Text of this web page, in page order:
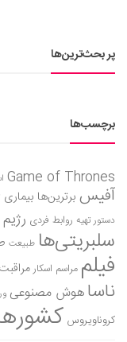
معماری
فناوری‌ها
نجوم و هوا فضا
زمین و محیط
خودرو
سرگرمی
دانستنی‌ها
بازی
طنز
فال
پر بحث‌ترین‌ها
برچسب‌ها
Game of Thrones
آفیس برترین‌ها بیماری
دستور تهیه روابط فردی
سلبریتی‌ها طبیعت
فیلم مراسم اسکار
ناساهوش مصنوعی
کروناویروس